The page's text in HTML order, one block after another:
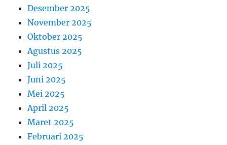
Desember 2025
November 2025
Oktober 2025
Agustus 2025
Juli 2025
Juni 2025
Mei 2025
April 2025
Maret 2025
Februari 2025